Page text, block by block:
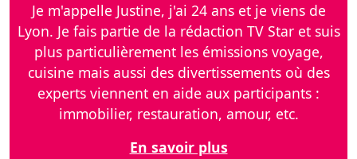
Je m'appelle Justine, j'ai 24 ans et je viens de
Lyon. Je fais partie de la rédaction TV Star et suis
plus particulièrement les émissions voyage,
cuisine mais aussi des divertissements où des
experts viennent en aide aux participants :
immobilier, restauration, amour, etc.
En savoir plus